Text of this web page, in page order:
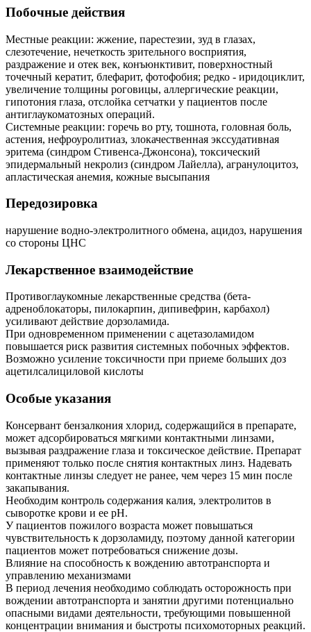
Побочные действия
Местные реакции: жжение, парестезии, зуд в глазах,
слезотечение, нечеткость зрительного восприятия,
раздражение и отек век, конъюнктивит, поверхностный
точечный кератит, блефарит, фотофобия; редко - иридоциклит,
увеличение толщины роговицы, аллергические реакции,
гипотония глаза, отслойка сетчатки у пациентов после
антиглаукоматозных операций.
Системные реакции: горечь во рту, тошнота, головная боль,
астения, нефроуролитиаз, злокачественная экссудативная
эритема (синдром Стивенса-Джонсона), токсический
эпидермальный некролиз (синдром Лайелла), агранулоцитоз,
апластическая анемия, кожные высыпания
Передозировка
нарушение водно-электролитного обмена, ацидоз, нарушения
со стороны ЦНС
Лекарственное взаимодействие
Противоглаукомные лекарственные средства (бета-
адреноблокаторы, пилокарпин, дипивефрин, карбахол)
усиливают действие дорзоламида.
При одновременном применении с ацетазоламидом
повышается риск развития системных побочных эффектов.
Возможно усиление токсичности при приеме больших доз
ацетилсалициловой кислоты
Особые указания
Консервант бензалкония хлорид, содержащийся в препарате,
может адсорбироваться мягкими контактными линзами,
вызывая раздражение глаза и токсическое действие. Препарат
применяют только после снятия контактных линз. Надевать
контактные линзы следует не ранее, чем через 15 мин после
закапывания.
Необходим контроль содержания калия, электролитов в
сыворотке крови и ее рН.
У пациентов пожилого возраста может повышаться
чувствительность к дорзоламиду, поэтому данной категории
пациентов может потребоваться снижение дозы.
Влияние на способность к вождению автотранспорта и
управлению механизмами
В период лечения необходимо соблюдать осторожность при
вождении автотранспорта и занятии другими потенциально
опасными видами деятельности, требующими повышенной
концентрации внимания и быстроты психомоторных реакций.